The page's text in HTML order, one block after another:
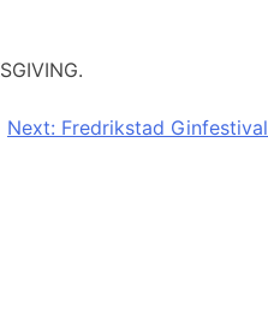
Next: Fredrikstad Ginfestival